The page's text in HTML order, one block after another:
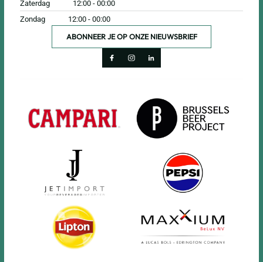
Zaterdag
12:00 - 00:00
Zondag
12:00 - 00:00
ABONNEER JE OP ONZE NIEUWSBRIEF